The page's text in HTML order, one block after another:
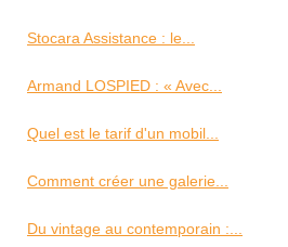
Stocara Assistance : le...
Armand LOSPIED : « Avec...
Quel est le tarif d'un mobil...
Comment créer une galerie...
Du vintage au contemporain :...